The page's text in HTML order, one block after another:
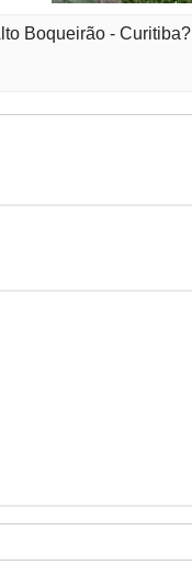
Boqueirão - Curitiba?